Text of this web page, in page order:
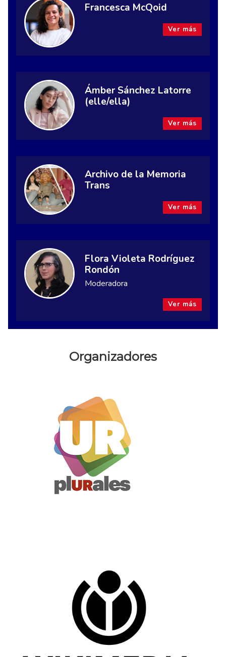
Francesca McQoid
Ver más
Ámber Sánchez Latorre
(elle/ella)
Ver más
Archivo de la Memoria
Trans
Ver más
Flora Violeta Rodríguez
Rondón
Moderadora
Ver más
Organizadores